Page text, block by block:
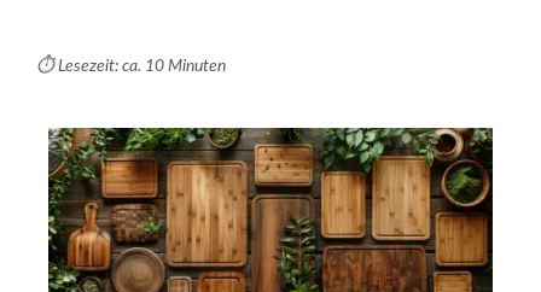
⏱️ Lesezeit: ca. 10 Minuten